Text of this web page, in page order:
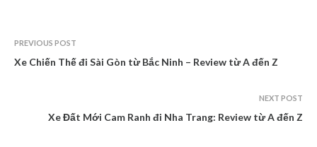
PREVIOUS POST
Xe Chiến Thế đi Sài Gòn từ Bắc Ninh – Review từ A đến Z
NEXT POST
Xe Đất Mới Cam Ranh đi Nha Trang: Review từ A đến Z